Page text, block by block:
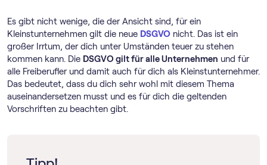
Es gibt nicht wenige, die der Ansicht sind, für ein
Kleinstunternehmen gilt die neue DSGVO nicht. Das ist ein
großer Irrtum, der dich unter Umständen teuer zu stehen
kommen kann. Die DSGVO gilt für alle Unternehmen und für
alle Freiberufler und damit auch für dich als Kleinstunternehmer.
Das bedeutet, dass du dich sehr wohl mit diesem Thema
auseinandersetzen musst und es für dich die geltenden
Vorschriften zu beachten gibt.